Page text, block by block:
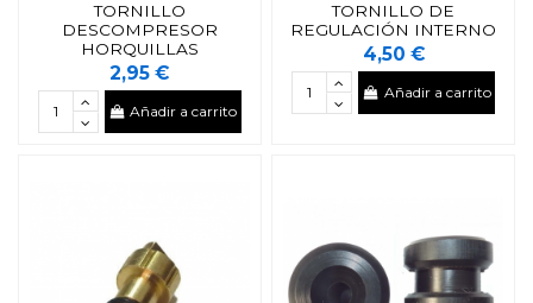
TORNILLO
DESCOMPRESOR
HORQUILLAS
2,95 €
Añadir a carrito
TORNILLO DE
REGULACIÓN INTERNO
4,50 €
Añadir a carrito